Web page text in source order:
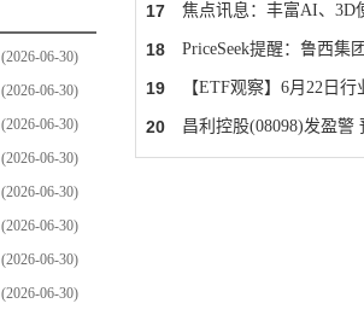
(2026-06-30)
(2026-06-30)
(2026-06-30)
(2026-06-30)
(2026-06-30)
(2026-06-30)
(2026-06-30)
(2026-06-30)
17 焦点讯息：丰富AI、3D
18 PriceSeek提醒：鲁西集
19 【ETF观察】6月22日
20 昌利控股(08098)发盈警